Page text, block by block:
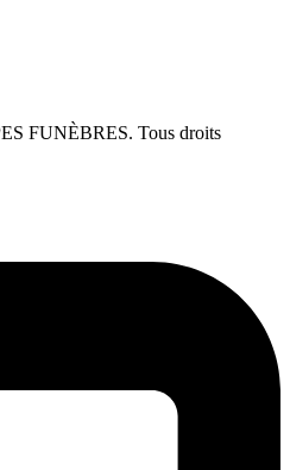
FUNÈBRES. Tous droits